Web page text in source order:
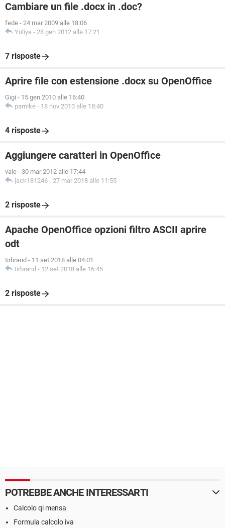
Cambiare un file .docx in .doc?
fede - 24 mar 2009 alle 18:06
Yuliya - 28 gen 2012 alle 17:21
7 risposte
Aprire file con estensione .docx su OpenOffice
Gigi - 15 gen 2010 alle 16:40
pamike - 18 nov 2010 alle 18:40
4 risposte
Aggiungere caratteri in OpenOffice
vale - 30 mar 2012 alle 17:44
jack181246 - 27 mar 2018 alle 11:55
2 risposte
Apache OpenOffice opzioni filtro ASCII aprire
odt
tirbrand - 11 set 2018 alle 04:01
tirbrand - 12 set 2018 alle 16:45
2 risposte
POTREBBE ANCHE INTERESSARTI
Calcolo qi mensa
Formula calcolo iva